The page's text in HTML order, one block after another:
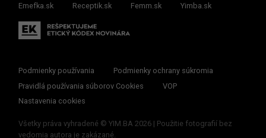
Emefka.sk Receptik.sk Femm.sk Yimba.sk
Podmienky používania
Podmienky ochrany súkromia
Pravidlá používania súborov Cookies
VOP
Nastavenia cookies
Všetky práva vyhradené © YIM.BA 2026 | Použitie fotografií bez
vedomia autora je zakázané.